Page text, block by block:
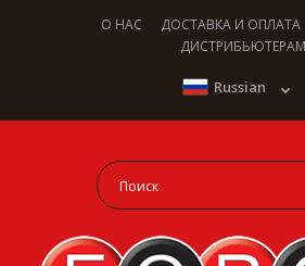
О НАС ДОСТАВКА И ОПЛАТА
ДИСТРИБЬЮТЕРАМ
Russian